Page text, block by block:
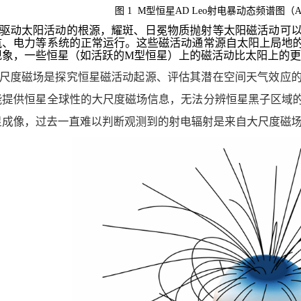
图 1 M型恒星AD Leo射电暴动态频谱图（A
动太阳活动的根源，耀斑、日冕物质抛射等太阳磁活动可
电力等系统的正常运行。这些磁活动通常源自太阳上局
，一些恒星（如活跃的M型恒星）上的磁活动比太阳上的
度磁场是探究恒星磁活动起源、评估其潜在空间天气效应
供恒星全球性的大尺度磁场信息，无法分辨恒星黑子区
像，过去一直难以判断观测到的射电辐射是来自大尺度磁